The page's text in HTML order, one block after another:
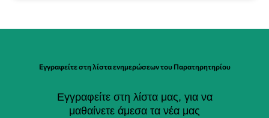
Εγγραφείτε στη λίστα ενημερώσεων του Παρατηρητηρίου
Εγγραφείτε στη λίστα μας, για να
μαθαίνετε άμεσα τα νέα μας